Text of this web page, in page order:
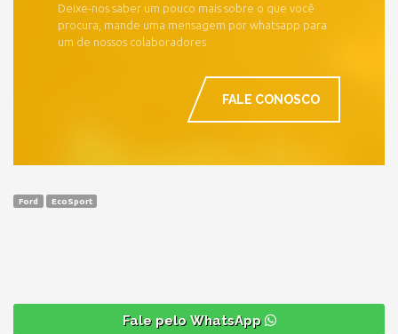
Deixe-nos saber um pouco mais sobre o que você
procura, mande uma mensagem por whatsapp para
um de nossos colaboradores
FALE CONOSCO
Ford EcoSport
Fale pelo WhatsApp